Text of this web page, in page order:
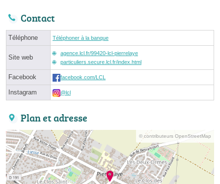
Contact
Téléphone Téléphoner à la banque
Site web
agence.lcl.fr/99420-lcl-pierrelaye
particuliers.secure.lcl.fr/index.html
Facebook facebook.com/LCL
Instagram @lcl
Plan et adresse
© contributeurs OpenStreetMap